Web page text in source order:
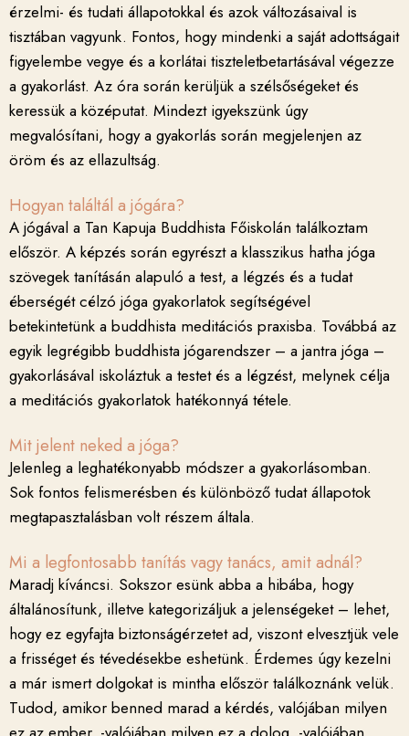
érzelmi- és tudati állapotokkal és azok változásaival is
tisztában vagyunk. Fontos, hogy mindenki a saját adottságait
figyelembe vegye és a korlátai tiszteletbetartásával végezze
a gyakorlást. Az óra során kerüljük a szélsőségeket és
keressük a középutat. Mindezt igyekszünk úgy
megvalósítani, hogy a gyakorlás során megjelenjen az
öröm és az ellazultság.
Hogyan találtál a jógára?
A jógával a Tan Kapuja Buddhista Főiskolán találkoztam
először. A képzés során egyrészt a klasszikus hatha jóga
szövegek tanításán alapuló a test, a légzés és a tudat
éberségét célzó jóga gyakorlatok segítségével
betekintetünk a buddhista meditációs praxisba. Továbbá az
egyik legrégibb buddhista jógarendszer – a jantra jóga –
gyakorlásával iskoláztuk a testet és a légzést, melynek célja
a meditációs gyakorlatok hatékonnyá tétele.
Mit jelent neked a jóga?
Jelenleg a leghatékonyabb módszer a gyakorlásomban.
Sok fontos felismerésben és különböző tudat állapotok
megtapasztalásban volt részem általa.
Mi a legfontosabb tanítás vagy tanács, amit adnál?
Maradj kíváncsi. Sokszor esünk abba a hibába, hogy
általánosítunk, illetve kategorizáljuk a jelenségeket – lehet,
hogy ez egyfajta biztonságérzetet ad, viszont elvesztjük vele
a frisséget és tévedésekbe eshetünk. Érdemes úgy kezelni
a már ismert dolgokat is mintha először találkoznánk velük.
Tudod, amikor benned marad a kérdés, valójában milyen